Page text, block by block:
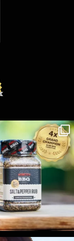
autentická BBQ chuť u vás doma!...
1 0